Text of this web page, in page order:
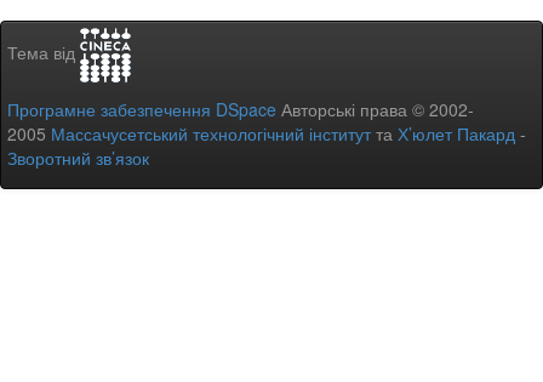
Тема від
Програмне забезпечення DSpace Авторські права © 2002-
2005 Массачусетський технологічний інститутта Х’юлет Пакард -
Зворотний зв’язок